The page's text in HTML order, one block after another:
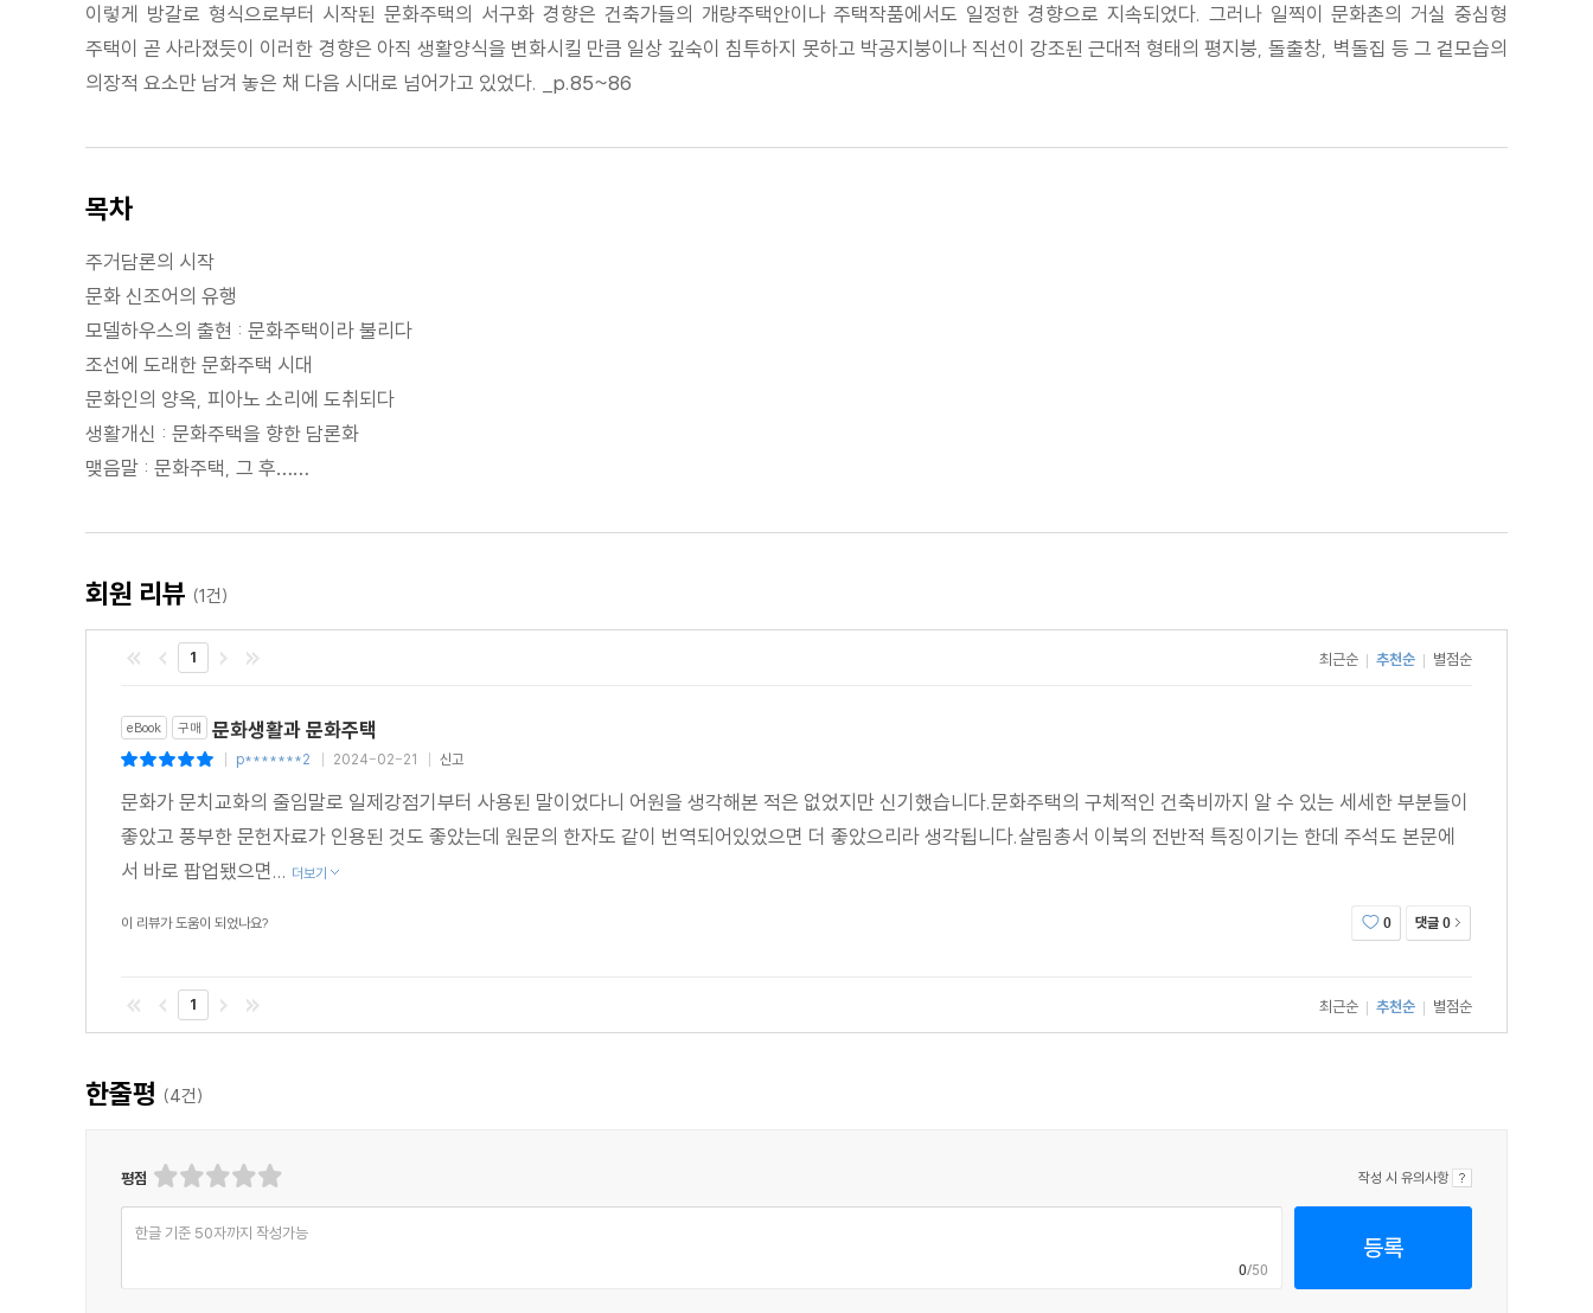
이렇게 방갈로 형식으로부터 시작된 문화주택의 서구화 경향은 건축가들의 개량주택안이나 주택작품에서도 일정한 경향으로 지속되었다. 그러나 일찍이 문화촌의 거실 중심형
주택이 곧 사라졌듯이 이러한 경향은 아직 생활양식을 변화시킬 만큼 일상 깊숙이 침투하지 못하고 박공지붕이나 직선이 강조된 근대적 형태의 평지붕, 돌출창, 벽돌집 등 그 겉모습의
의장적 요소만 남겨 놓은 채 다음 시대로 넘어가고 있었다. _p.85~86
목차
주거담론의 시작
문화 신조어의 유행
모델하우스의 출현 : 문화주택이라 불리다
조선에 도래한 문화주택 시대
문화인의 양옥, 피아노 소리에 도취되다
생활개신 : 문화주택을 향한 담론화
맺음말 : 문화주택, 그 후……
회원 리뷰 (1건)
1 최근순 추천순 별점순
eBook 구매 문화생활과 문화주택
p*******2 2024-02-21 신고
문화가 문치교화의 줄임말로 일제강점기부터 사용된 말이었다니 어원을 생각해본 적은 없었지만 신기했습니다.문화주택의 구체적인 건축비까지 알 수 있는 세세한 부분들이
좋았고 풍부한 문헌자료가 인용된 것도 좋았는데 원문의 한자도 같이 번역되어있었으면 더 좋았으리라 생각됩니다.살림총서 이북의 전반적 특징이기는 한데 주석도 본문에
서 바로 팝업됐으면... 더보기
이 리뷰가 도움이 되었나요? 0 댓글 0
1 최근순 추천순 별점순
한줄평 (4건)
평점 작성 시 유의사항
한글 기준 50자까지 작성가능
0/50
등록